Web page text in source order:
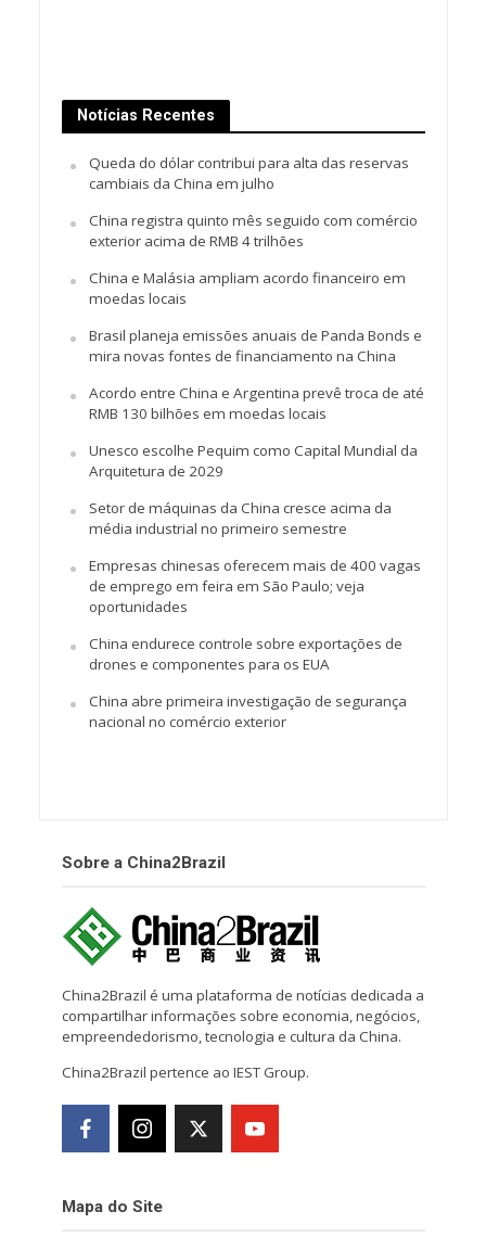
Notícias Recentes
Queda do dólar contribui para alta das reservas
cambiais da China em julho
China registra quinto mês seguido com comércio
exterior acima de RMB 4 trilhões
China e Malásia ampliam acordo financeiro em
moedas locais
Brasil planeja emissões anuais de Panda Bonds e
mira novas fontes de financiamento na China
Acordo entre China e Argentina prevê troca de até
RMB 130 bilhões em moedas locais
Unesco escolhe Pequim como Capital Mundial da
Arquitetura de 2029
Setor de máquinas da China cresce acima da
média industrial no primeiro semestre
Empresas chinesas oferecem mais de 400 vagas
de emprego em feira em São Paulo; veja
oportunidades
China endurece controle sobre exportações de
drones e componentes para os EUA
China abre primeira investigação de segurança
nacional no comércio exterior
Sobre a China2Brazil
China2Brazil é uma plataforma de notícias dedicada a
compartilhar informações sobre economia, negócios,
empreendedorismo, tecnologia e cultura da China.
China2Brazil pertence ao IEST Group.
Mapa do Site